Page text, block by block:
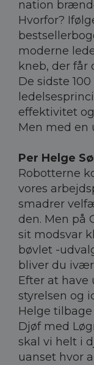
nation
Hvorfor?
moderne
kneb, der får
De sidste
effektivitet
Men med en
Per Helge
Robotterne
vores
smadrer
den. Men på
sit modsvar
bøvlet -
bliver du
Efter at have
styrelsen og
Helge
Djøf med
skal vi helt i
uanset hvor